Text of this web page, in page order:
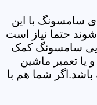
سامسونگ با این
حتما نیاز است
سامسونگ کمک
یا تعمیر ماشین
شما هم با